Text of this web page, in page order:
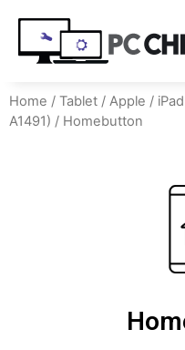
Home / Tablet / Apple /
A1491) / Homebutton